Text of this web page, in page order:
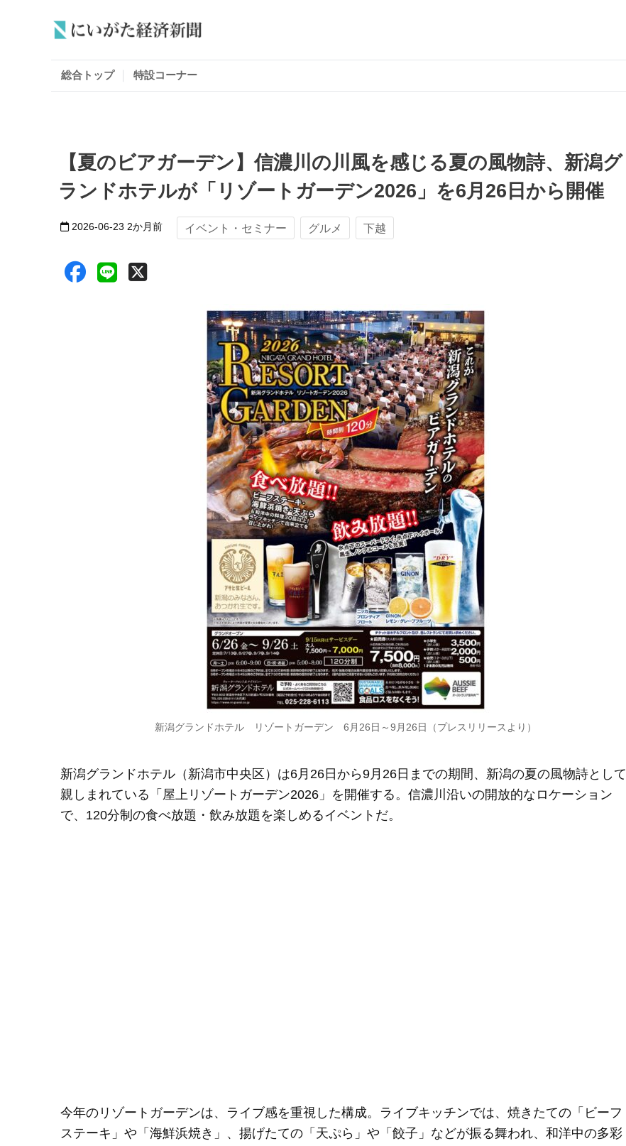
総合トップ 特設コーナー
【夏のビアガーデン】信濃川の川風を感じる夏の風物詩、新潟グ
ランドホテルが「リゾートガーデン2026」を6月26日から開催
2026-06-23 2か月前 イベント・セミナー グルメ 下越
新潟グランドホテル リゾートガーデン 6月26日～9月26日（プレスリリースより）
新潟グランドホテル（新潟市中央区）は6月26日から9月26日までの期間、新潟の夏の風物詩として
親しまれている「屋上リゾートガーデン2026」を開催する。信濃川沿いの開放的なロケーション
で、120分制の食べ放題・飲み放題を楽しめるイベントだ。
今年のリゾートガーデンは、ライブ感を重視した構成。ライブキッチンでは、焼きたての「ビーフ
ステーキ」や「海鮮浜焼き」、揚げたての「天ぷら」や「餃子」などが振る舞われ、和洋中の多彩